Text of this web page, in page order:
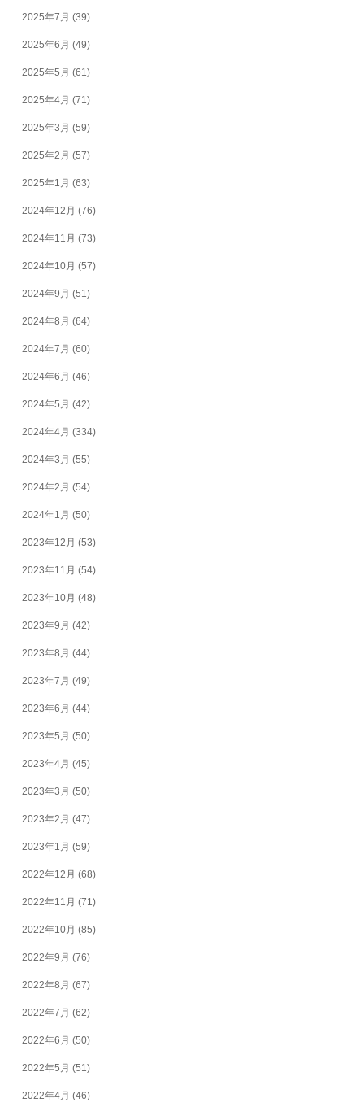
2025年7月 (39)
2025年6月 (49)
2025年5月 (61)
2025年4月 (71)
2025年3月 (59)
2025年2月 (57)
2025年1月 (63)
2024年12月 (76)
2024年11月 (73)
2024年10月 (57)
2024年9月 (51)
2024年8月 (64)
2024年7月 (60)
2024年6月 (46)
2024年5月 (42)
2024年4月 (334)
2024年3月 (55)
2024年2月 (54)
2024年1月 (50)
2023年12月 (53)
2023年11月 (54)
2023年10月 (48)
2023年9月 (42)
2023年8月 (44)
2023年7月 (49)
2023年6月 (44)
2023年5月 (50)
2023年4月 (45)
2023年3月 (50)
2023年2月 (47)
2023年1月 (59)
2022年12月 (68)
2022年11月 (71)
2022年10月 (85)
2022年9月 (76)
2022年8月 (67)
2022年7月 (62)
2022年6月 (50)
2022年5月 (51)
2022年4月 (46)